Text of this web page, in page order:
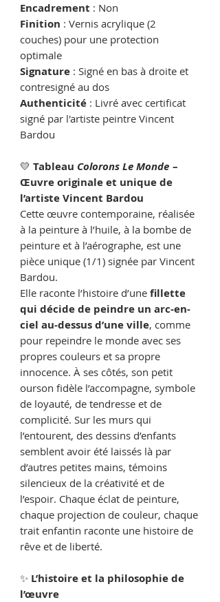
Encadrement : Non
Finition : Vernis acrylique (2
couches) pour une protection
optimale
Signature : Signé en bas à droite et
contresigné au dos
Authenticité : Livré avec certificat
signé par l'artiste peintre Vincent
Bardou
💛 Tableau Colorons Le Monde –
Œuvre originale et unique de
l’artiste Vincent Bardou
Cette œuvre contemporaine, réalisée
à la peinture à l’huile, à la bombe de
peinture et à l’aérographe, est une
pièce unique (1/1) signée par Vincent
Bardou.
Elle raconte l’histoire d’une fillette
qui décide de peindre un arc-en-
ciel au-dessus d’une ville, comme
pour repeindre le monde avec ses
propres couleurs et sa propre
innocence. À ses côtés, son petit
ourson fidèle l’accompagne, symbole
de loyauté, de tendresse et de
complicité. Sur les murs qui
l’entourent, des dessins d’enfants
semblent avoir été laissés là par
d’autres petites mains, témoins
silencieux de la créativité et de
l’espoir. Chaque éclat de peinture,
chaque projection de couleur, chaque
trait enfantin raconte une histoire de
rêve et de liberté.
✨ L’histoire et la philosophie de
l’œuvre